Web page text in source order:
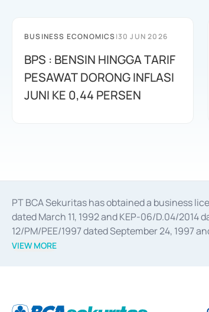
BUSINESS ECONOMICS|30 JUN 2026
BPS : BENSIN HINGGA TARIF
PESAWAT DORONG INFLASI
JUNI KE 0,44 PERSEN
PT BCA Sekuritas has obtained a business
dated March 11, 1992 and KEP-06/D.04/
12/PM/PEE/1997 dated September 24, 1997
divestments, and joint ventures based on the
Settlement of Commercial Paper
VIEW MORE